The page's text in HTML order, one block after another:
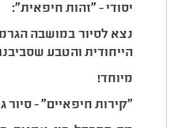
יסודי - ״זהות חיפאית״:
נצא לסיור במושבה
הייחודית והטבע
מיוחד!
״קירות חיפאיים״ - סיור